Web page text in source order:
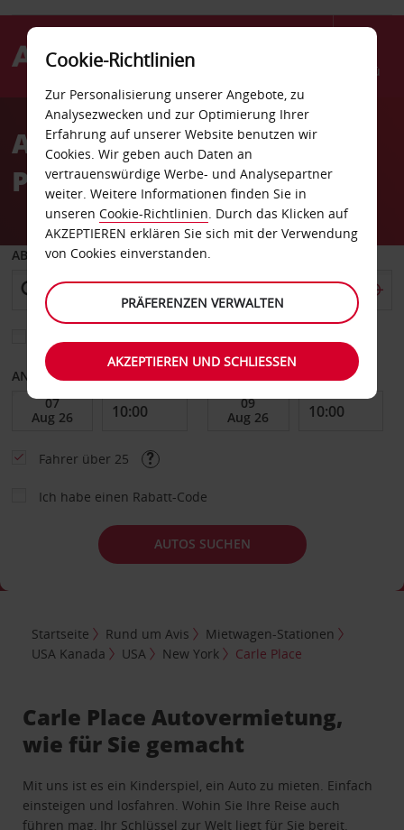
Menü
AvisAutovermietung Carle
Place
ABHOLEN VON
ANFANGSDATUM
Fahrer über 25
Ich habe einen Rabatt-Code
AUTOS SUCHEN
Startseite Rund um Avis
Mietwagen-Stationen
USA Kanada
USA New York Carle Place
Carle Place Autovermietung,
wie für Sie gemacht
Mit uns ist es ein Kinderspiel, ein Auto zu mieten. Einfach
einsteigen und losfahren. Wohin Sie Ihre Reise auch
führen mag, Ihr Schlüssel zur Welt liegt für Sie bereit.
Cookie-Richtlinien
Zur Personalisierung unserer Angebote, zu
Analysezwecken und zur Optimierung Ihrer
Erfahrung auf unserer Website benutzen wir
Cookies. Wir geben auch Daten an
vertrauenswürdige Werbe- und Analysepartner
weiter. Weitere Informationen finden Sie in
unseren Cookie-Richtlinien. Durch das Klicken auf
AKZEPTIEREN erklären Sie sich mit der Verwendung
von Cookies einverstanden.
PRÄFERENZEN VERWALTEN
AKZEPTIEREN UND SCHLIESSEN